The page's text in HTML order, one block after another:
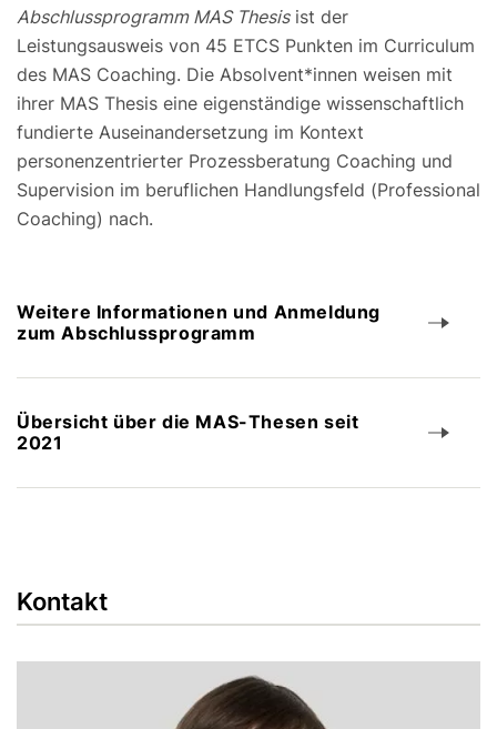
Abschlussprogramm MAS Thesisist der
Leistungsausweis von 45 ETCS Punkten im Curriculum
des MAS Coaching. Die Absolvent*innen weisen mit
ihrer MAS Thesis eine eigenständige wissenschaftlich
fundierte Auseinandersetzung im Kontext
personenzentrierter Prozessberatung Coaching und
Supervision im beruflichen Handlungsfeld (Professional
Coaching) nach.
Weitere Informationen und Anmeldung
zum Abschlussprogramm
Übersicht über die MAS-Thesen seit
2021
Kontakt